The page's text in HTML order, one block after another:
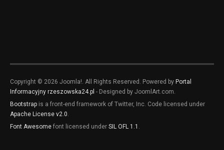
Copyright © 2026 Joomla!. All Rights Reserved. Powered by Portal
Informacyjny rzeszowska24.pl - Designed by JoomlArt.com.
Bootstrap is a front-end framework of Twitter, Inc. Code licensed under
Apache License v2.0.
Font Awesome font licensed under SIL OFL 1.1 .